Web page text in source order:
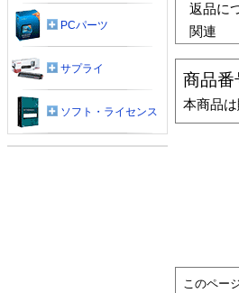
返品に
関連
商品番
本商品
このペー
PCパーツ
サプライ
ソフト・ライセンス